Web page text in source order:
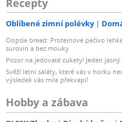
Oblíbené zimní polévky
Oopsie bread: Proteinové pečivo
surovin a bez mouky
Pozor na jedovaté cukety! Jeden
Svěží letní saláty, které vás v horku
výsledek vás mile překvapí!
Hobby a zábava